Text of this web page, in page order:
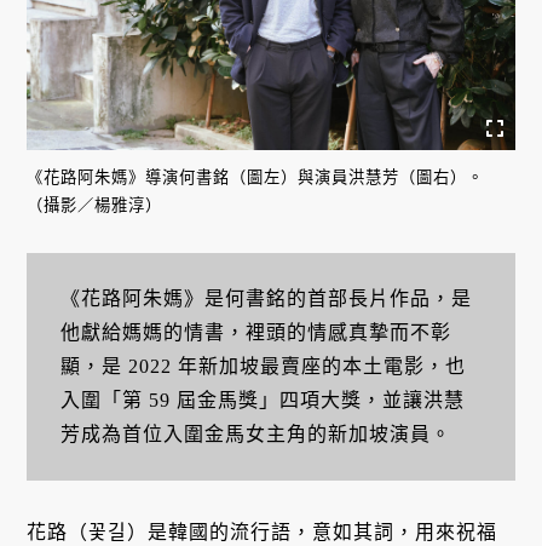
《花路阿朱媽》導演何書銘（圖左）與演員洪慧芳（圖右）。
（攝影／楊雅淳）
《花路阿朱媽》是何書銘的首部長片作品，是
他獻給媽媽的情書，裡頭的情感真摯而不彰
顯，是 2022 年新加坡最賣座的本土電影，也
入圍「第 59 屆金馬獎」四項大獎，並讓洪慧
芳成為首位入圍金馬女主角的新加坡演員。
花路（꽃길）是韓國的流行語，意如其詞，用來祝福